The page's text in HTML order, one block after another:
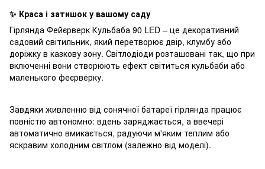
✨ Краса і затишок у вашому саду
Гірлянда Фейєрверк Кульбаба 90 LED – це декоративний
садовий світильник, який перетворює двір, клумбу або
доріжку в казкову зону. Світлодіоди розташовані так, що при
включенні вони створюють ефект світиться кульбаби або
маленького феєрверку.
Завдяки живленню від сонячної батареї гірлянда працює
повністю автономно: вдень заряджається, а ввечері
автоматично вмикається, радуючи м'яким теплим або
яскравим холодним світлом (залежно від моделі).